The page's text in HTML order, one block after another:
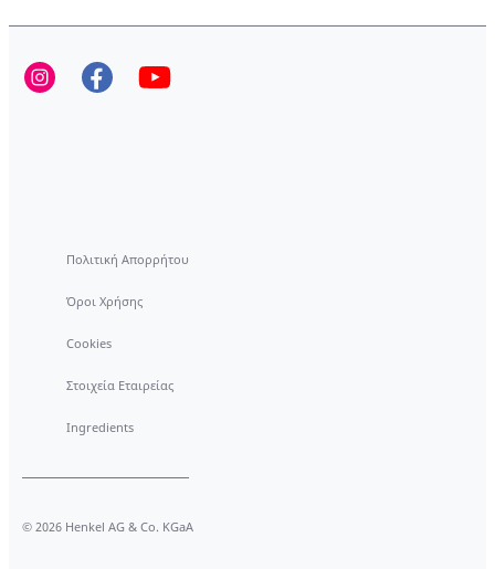
Πολιτική Απορρήτου
Όροι Χρήσης
Cookies
Στοιχεία Εταιρείας
Ingredients
© 2026 Henkel AG & Co. KGaA